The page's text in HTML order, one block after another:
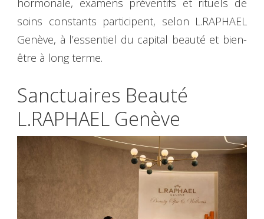
hormonale, examens préventifs et rituels de
soins constants participent, selon L.RAPHAEL
Genève, à l’essentiel du capital beauté et bien-
être à long terme.
Sanctuaires Beauté
L.RAPHAEL Genève